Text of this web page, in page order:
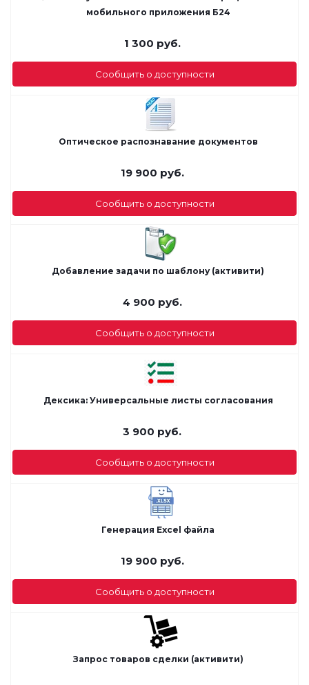
мобильного приложения Б24
1 300 руб.
Сообщить о доступности
Оптическое распознавание документов
19 900 руб.
Сообщить о доступности
Добавление задачи по шаблону (активити)
4 900 руб.
Сообщить о доступности
Дексика: Универсальные листы согласования
3 900 руб.
Сообщить о доступности
Генерация Excel файла
19 900 руб.
Сообщить о доступности
Запрос товаров сделки (активити)